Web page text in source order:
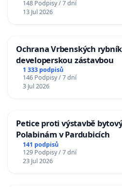
148 Podpisy / 7 dní
13 Jul 2026
Ochrana Vrbenských
developerskou zástavbou
1 333 podpisů
146 Podpisy / 7 dní
3 Jul 2026
Petice proti výstavbě
Polabinám v Pardubicích
141 podpisů
129 Podpisy / 7 dní
23 Jul 2026